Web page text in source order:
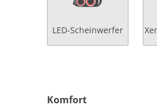
LED-Scheinwerfer
Komfort